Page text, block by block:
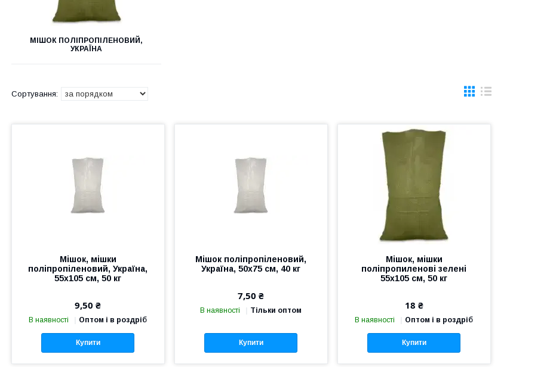
МІШОК ПОЛІПРОПІЛЕНОВИЙ,
УКРАЇНА
Мішок, мішки
поліпропіленовий, Україна,
55х105 см, 50 кг
9,50 ₴
В наявності Оптом і в роздріб
Купити
Мішок поліпропіленовий,
Україна, 50х75 см, 40 кг
7,50 ₴
В наявності Тільки оптом
Купити
Мішок, мішки
поліпропиленові зелені
55х105 см, 50 кг
18 ₴
В наявності Оптом і в роздріб
Купити